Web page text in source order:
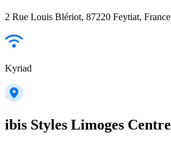
2 Rue Louis Blériot, 87220 Feytiat, France
Kyriad
ibis Styles Limoges Centre